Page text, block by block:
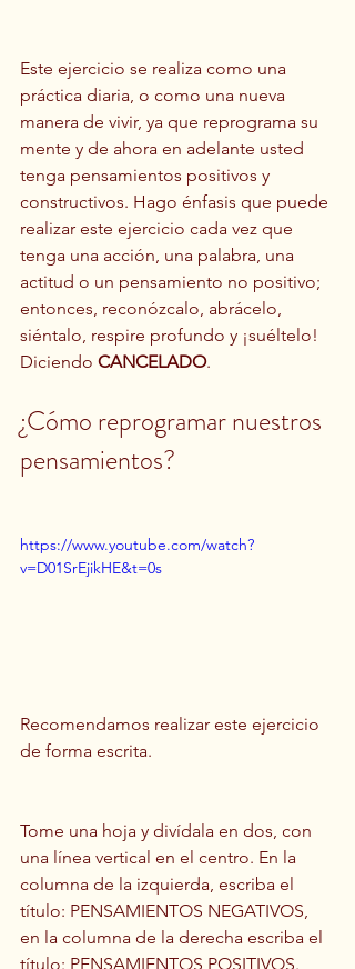
Este ejercicio se realiza como una
práctica diaria, o como una nueva
manera de vivir, ya que reprograma su
mente y de ahora en adelante usted
tenga pensamientos positivos y
constructivos. Hago énfasis que puede
realizar este ejercicio cada vez que
tenga una acción, una palabra, una
actitud o un pensamiento no positivo;
entonces, reconózcalo, abrácelo,
siéntalo, respire profundo y ¡suéltelo!
Diciendo CANCELADO.
¿Cómo reprogramar nuestros
pensamientos?
https://www.youtube.com/watch?
v=D01SrEjikHE&t=0s
Recomendamos realizar este ejercicio
de forma escrita.
Tome una hoja y divídala en dos, con
una línea vertical en el centro. En la
columna de la izquierda, escriba el
título: PENSAMIENTOS NEGATIVOS,
en la columna de la derecha escriba el
título: PENSAMIENTOS POSITIVOS.